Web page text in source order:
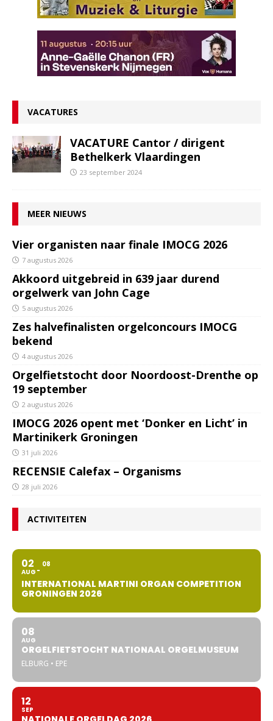
VACATURES
VACATURE Cantor / dirigent
Bethelkerk Vlaardingen
23 september 2024
MEER NIEUWS
Vier organisten naar finale IMOCG 2026
7 augustus 2026
Akkoord uitgebreid in 639 jaar durend
orgelwerk van John Cage
5 augustus 2026
Zes halvefinalisten orgelconcours IMOCG
bekend
4 augustus 2026
Orgelfietstocht door Noordoost-Drenthe op
19 september
2 augustus 2026
IMOCG 2026 opent met ‘Donker en Licht’ in
Martinikerk Groningen
31 juli 2026
RECENSIE Calefax – Organisms
28 juli 2026
ACTIVITEITEN
02
AUG
08
INTERNATIONAL MARTINI ORGAN COMPETITION
GRONINGEN 2026
08
AUG
ORGELFIETSTOCHT NATIONAAL ORGELMUSEUM
ELBURG • EPE
12
SEP